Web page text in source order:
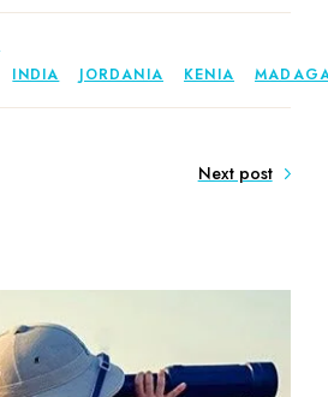
INDIA JORDANIA KENIA
Next post